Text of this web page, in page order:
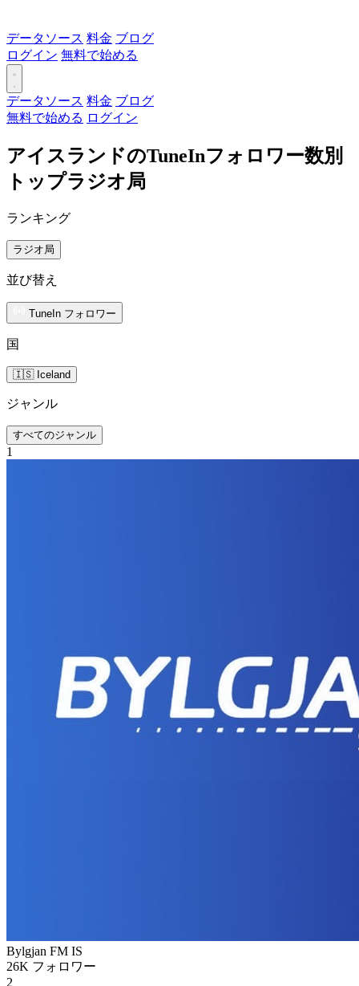
データソース 料金 ブログ
ログイン 無料で始める
データソース 料金 ブログ
無料で始める ログイン
アイスランドのTuneInフォロワー数別
トップラジオ局
ランキング
ラジオ局
並び替え
TuneIn フォロワー
国
🇮🇸 Iceland
ジャンル
すべてのジャンル
1
Bylgjan FM IS
26K フォロワー
2